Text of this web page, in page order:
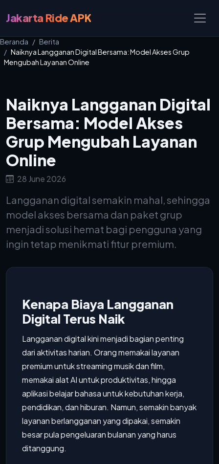
Jakarta Ride APK
Beranda
Berita
Naiknya Langganan Digital Bersama: Model Akses Grup
Mengubah Layanan Online
Naiknya Langganan Digital
Bersama: Model Akses
Grup Mengubah Layanan
Online
28 June 2026
Langganan digital semakin mahal, sehingga
model akses bersama dan paket grup
menjadi solusi hemat bagi pengguna yang
ingin tetap menikmati fitur premium.
Kenapa Biaya Langganan
Digital Terus Naik
Langganan digital kini menjadi bagian penting
dari aktivitas harian. Orang memakai layanan
premium untuk streaming musik dan film,
memakai alat AI untuk produktivitas, hingga
aplikasi belajar bahasa untuk kebutuhan kerja,
pendidikan, dan hiburan. Namun, semakin banyak
layanan berlangganan yang dipakai, semakin
besar pula pengeluaran bulanan yang harus
ditanggung.